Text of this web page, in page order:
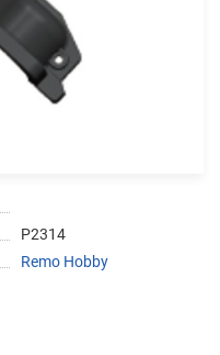
P2314
Remo Hobby